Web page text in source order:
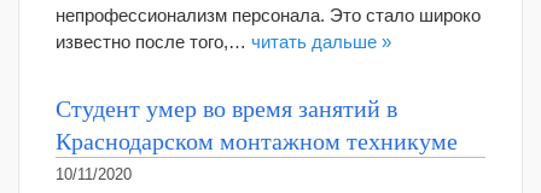
непрофессионализм персонала. Это стало широко
известно после того,… читать дальше »
Студент умер во время занятий в
Краснодарском монтажном техникуме
10/11/2020